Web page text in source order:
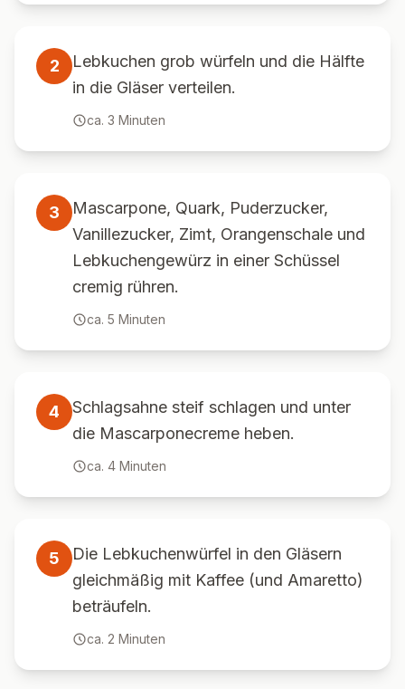
2
Lebkuchen grob würfeln und die Hälfte
in die Gläser verteilen.
ca. 3 Minuten
3
Mascarpone, Quark, Puderzucker,
Vanillezucker, Zimt, Orangenschale und
Lebkuchengewürz in einer Schüssel
cremig rühren.
ca. 5 Minuten
4
Schlagsahne steif schlagen und unter
die Mascarponecreme heben.
ca. 4 Minuten
5
Die Lebkuchenwürfel in den Gläsern
gleichmäßig mit Kaffee (und Amaretto)
beträufeln.
ca. 2 Minuten